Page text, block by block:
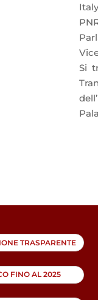
Si
TRASPARENTE
FINO AL 2025